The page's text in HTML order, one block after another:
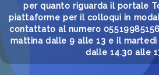
per quanto riguarda il portale
piattaforme per il colloqui in
contattato al numero
mattina dalle 9 alle 13 e il
dalle 14.30 alle